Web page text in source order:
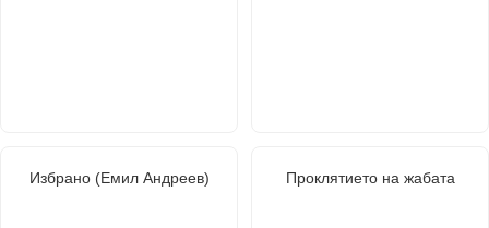
Избрано (Емил Андреев) Проклятието на жабата